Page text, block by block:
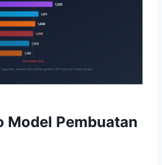
Model Pembuatan